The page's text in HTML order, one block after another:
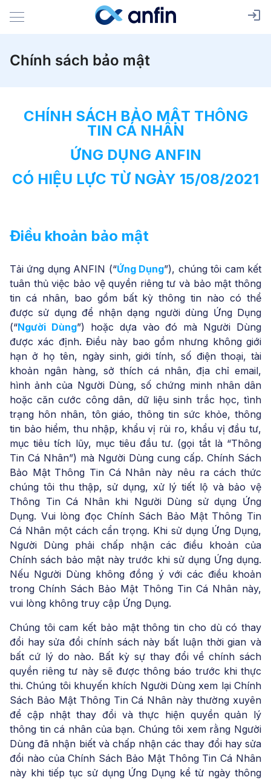
Chính sách bảo mật
CHÍNH SÁCH BẢO MẬT THÔNG
TIN CÁ NHÂN
ỨNG DỤNG ANFIN
CÓ HIỆU LỰC TỪ NGÀY 15/08/2021
Điều khoản bảo mật
Tải ứng dụng ANFIN (“Ứng Dụng”), chúng tôi cam kết
tuân thủ việc bảo vệ quyền riêng tư và bảo mật thông
tin cá nhân, bao gồm bất kỳ thông tin nào có thể
được sử dụng để nhận dạng người dùng Ứng Dụng
(“Người Dùng”) hoặc dựa vào đó mà Người Dùng
được xác định. Điều này bao gồm nhưng không giới
hạn ở họ tên, ngày sinh, giới tính, số điện thoại, tài
khoản ngân hàng, sở thích cá nhân, địa chỉ email,
hình ảnh của Người Dùng, số chứng minh nhân dân
hoặc căn cước công dân, dữ liệu sinh trắc học, tình
trạng hôn nhân, tôn giáo, thông tin sức khỏe, thông
tin bảo hiểm, thu nhập, khẩu vị rủi ro, khẩu vị đầu tư,
mục tiêu tích lũy, mục tiêu đầu tư. (gọi tắt là “Thông
Tin Cá Nhân”) mà Người Dùng cung cấp. Chính Sách
Bảo Mật Thông Tin Cá Nhân này nêu ra cách thức
chúng tôi thu thập, sử dụng, xử lý tiết lộ và bảo vệ
Thông Tin Cá Nhân khi Người Dùng sử dụng Ứng
Dụng. Vui lòng đọc Chính Sách Bảo Mật Thông Tin
Cá Nhân một cách cẩn trọng. Khi sử dụng Ứng Dụng,
Người Dùng phải chấp nhận các điều khoản của
Chính sách bảo mật này trước khi sử dụng Ứng dụng.
Nếu Người Dùng không đồng ý với các điều khoản
trong Chính Sách Bảo Mật Thông Tin Cá Nhân này,
vui lòng không truy cập Ứng Dụng.
Chúng tôi cam kết bảo mật thông tin cho dù có thay
đổi hay sửa đổi chính sách này bất luận thời gian và
bất cứ lý do nào. Bất kỳ sự thay đổi về chính sách
quyền riêng tư này sẽ được thông báo trước khi thực
thi. Chúng tôi khuyến khích Người Dùng xem lại Chính
Sách Bảo Mật Thông Tin Cá Nhân này thường xuyên
để cập nhật thay đổi và thực hiện quyền quản lý
thông tin cá nhân của bạn. Chúng tôi xem rằng Người
Dùng đã nhận biết và chấp nhận các thay đổi hay sửa
đổi nào của Chính Sách Bảo Mật Thông Tin Cá Nhân
này khi tiếp tục sử dụng Ứng Dụng kể từ ngày thông